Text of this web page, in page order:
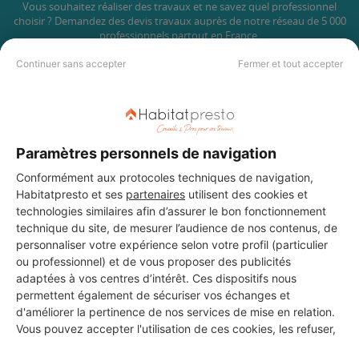
Continuer sans accepter Fermer et tout accepter
Paramètres personnels de navigation
Conformément aux protocoles techniques de navigation,
Habitatpresto et ses partenaires utilisent des cookies et
technologies similaires afin d’assurer le bon fonctionnement
technique du site, de mesurer l’audience de nos contenus, de
personnaliser votre expérience selon votre profil (particulier
ou professionnel) et de vous proposer des publicités
adaptées à vos centres d’intérêt. Ces dispositifs nous
permettent également de sécuriser vos échanges et
d'améliorer la pertinence de nos services de mise en relation.
Vous pouvez accepter l'utilisation de ces cookies, les refuser,
Vous souhaitez réaliser des travaux et ne savez quel professionnel
choisir ? Demandez des devis travaux auprès de notre réseau de 5 000
professionnels partout en France.
DEMANDER UN DEVIS